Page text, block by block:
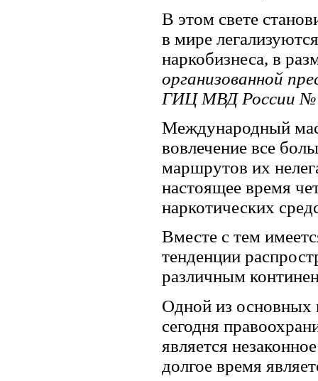
В этом свете
в мире
наркобизнеса, в
организованной
ГИЦ МВД России №
Международный
вовлечение все
маршрутов их
настоящее время
наркотических
Вместе с тем
тенденции
различным
Одной из основных
сегодня
является
долгое время